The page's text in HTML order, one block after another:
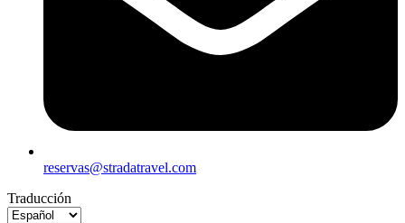
reservas@stradatravel.com
Traducción